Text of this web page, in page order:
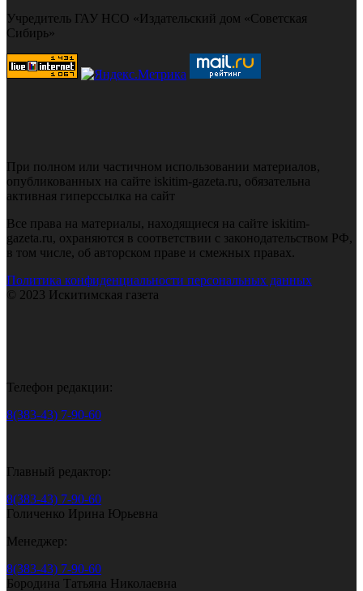
Учредитель ГАУ НСО «Издательский дом «Советская
Сибирь»
При полном или частичном использовании материалов,
опубликованных на сайте iskitim-gazeta.ru, обязательна
активная гиперссылка на сайт
Все права на материалы, находящиеся на сайте iskitim-
gazeta.ru, охраняются в соответствии с законодательством РФ,
в том числе, об авторском праве и смежных правах.
Политика конфиденциальности персональных данных
© 2023 Искитимская газета
Телефон редакции:
8(383-43) 7-90-60
Главный редактор:
8(383-43) 7-90-60
Голиченко Ирина Юрьевна
Менеджер:
8(383-43) 7-90-60
Бородина Татьяна Николаевна